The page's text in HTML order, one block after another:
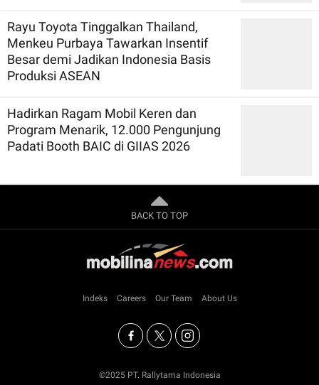
Rayu Toyota Tinggalkan Thailand,
Menkeu Purbaya Tawarkan Insentif
Besar demi Jadikan Indonesia Basis
Produksi ASEAN
Hadirkan Ragam Mobil Keren dan
Program Menarik, 12.000 Pengunjung
Padati Booth BAIC di GIIAS 2026
BACK TO TOP
Indeks Careers Our Team About Us
©2025 PT. Rallytama Indonesia